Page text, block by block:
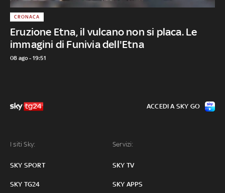
Eruzione Etna, il vulcano non si placa. Le
immagini di Funivia dell'Etna
CRONACA
08 ago - 19:51
I siti Sky:
SKY SPORT
SKY TG24
Servizi:
SKY TV
SKY APPS
ACCEDI A SKY GO